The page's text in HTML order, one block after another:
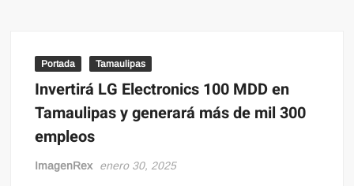
Portada Tamaulipas
Invertirá LG Electronics 100 MDD en
Tamaulipas y generará más de mil 300
empleos
ImagenRex enero 30, 2025